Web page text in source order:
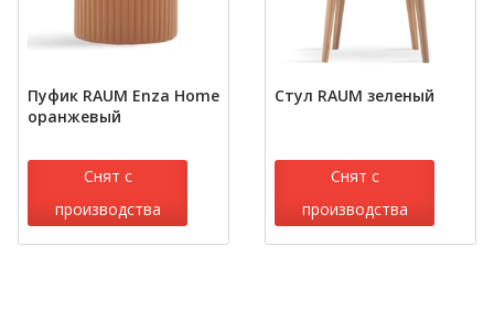
Пуфик RAUM Enza Home
оранжевый
Снят с
производства
Стул RAUM зеленый
Снят с
производства